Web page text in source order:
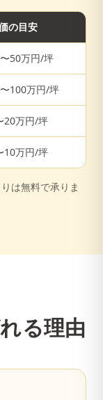
の目安
50万円/坪
100万円/坪
20万円/坪
10万円/坪
は無料で承りま
る理由